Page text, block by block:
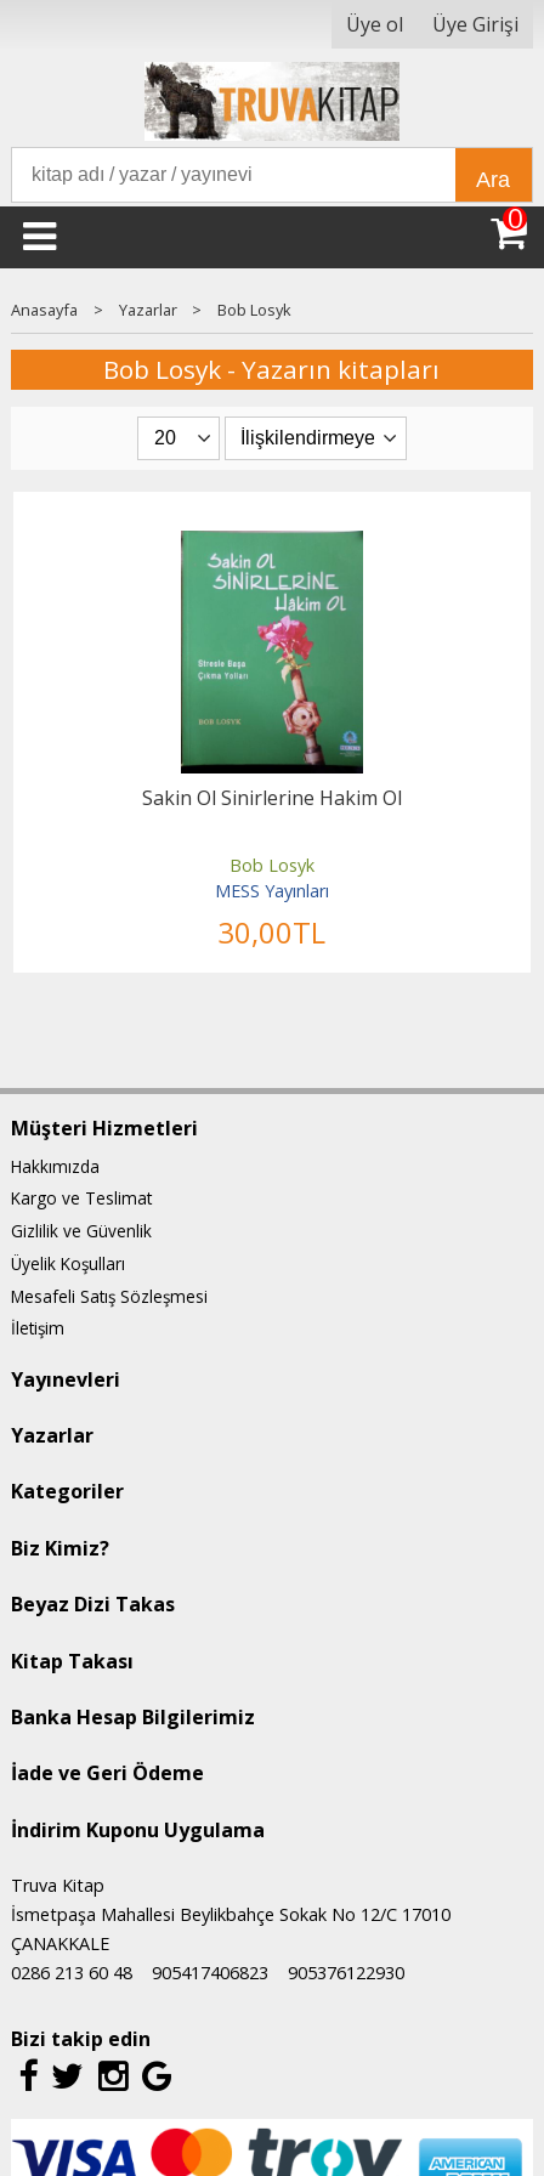
Üye ol Üye Girişi
Ara
0
Anasayfa > Yazarlar > Bob Losyk
Bob Losyk - Yazarın kitapları
Sakin Ol Sinirlerine Hakim Ol
Bob Losyk
MESS Yayınları
30,00TL
Müşteri Hizmetleri
Hakkımızda
Kargo ve Teslimat
Gizlilik ve Güvenlik
Üyelik Koşulları
Mesafeli Satış Sözleşmesi
İletişim
Yayınevleri
Yazarlar
Kategoriler
Biz Kimiz?
Beyaz Dizi Takas
Kitap Takası
Banka Hesap Bilgilerimiz
İade ve Geri Ödeme
İndirim Kuponu Uygulama
Truva Kitap
İsmetpaşa Mahallesi Beylikbahçe Sokak No 12/C 17010
ÇANAKKALE
0286 213 60 48
905417406823 905376122930
Bizi takip edin